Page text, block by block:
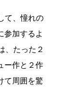
て、憧れの
参加するよ
、たった２
ー作と２作
て周囲を驚